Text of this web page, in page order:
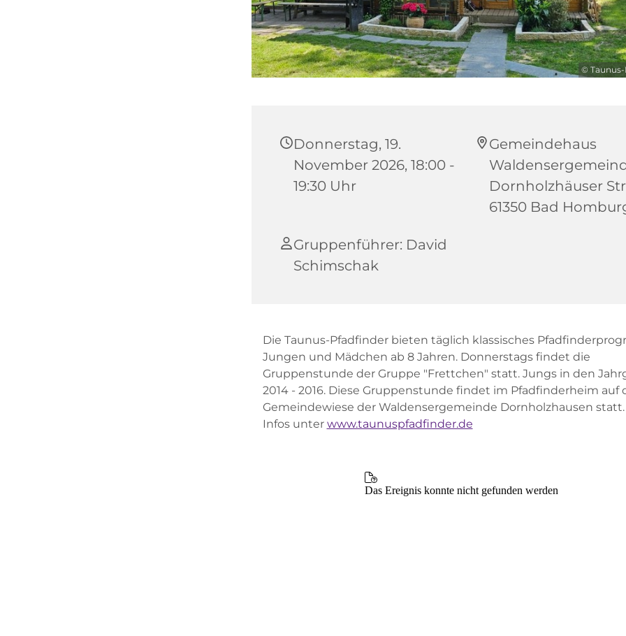
© Taunus-
Donnerstag, 19.
November 2026, 18:00 -
19:30 Uhr
Gemeindehaus
Dornholzhäuser
61350 Bad
Gruppenführer: David
Schimschak
Die Taunus-Pfadfinder bieten täglich klassisches
Jungen und Mädchen ab 8 Jahren. Donnerstags findet die
Gruppenstunde der Gruppe "Frettchen" statt. Jungs in den
2014 - 2016. Diese Gruppenstunde findet im Pfadfinderheim auf
Gemeindewiese der Waldensergemeinde Dornholzhausen
Infos unter www.taunuspfadfinder.de